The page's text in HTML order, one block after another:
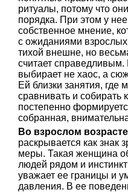
ритуалы, потому что
порядка. При этом у
собственное мнение,
с ожиданиями
тихой внешне, но
считает справедливым.
выбирает не хаос, а
Ей близки занятия, где
сравнивать и собирать
постепенно
собранная,
Во взрослом
раскрывается как знак
меры. Такая женщина
людей рядом и
уважает ее границы и
давления. В ее